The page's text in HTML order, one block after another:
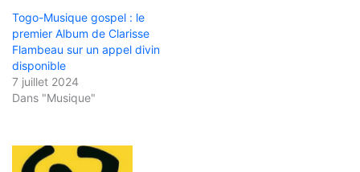
Togo-Musique gospel : le
premier Album de Clarisse
Flambeau sur un appel divin
disponible
7 juillet 2024
Dans "Musique"